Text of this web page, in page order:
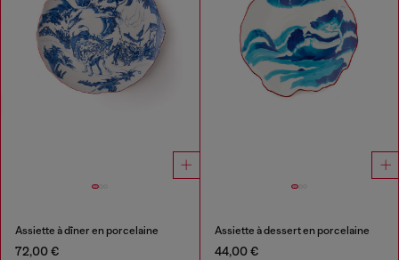
Assiette à dîner en porcelaine
72,00 €
Assiette à dessert en porcelaine
44,00 €